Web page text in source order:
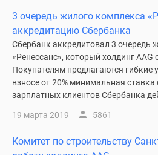
3 очередь жилого комплекса
аккредитацию Сбербанка
Сбербанк аккредитовал 3 очередь
«Ренессанс», который холдинг
Покупателям предлагаются гибкие
взносе от 20% минимальная ставка
зарплатных клиентов Сбербанка
19 марта 2019 5861
Комитет по строительству